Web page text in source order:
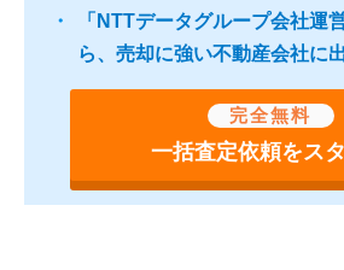
「NTTデータグループ会社運
ら、売却に強い不動産会社に
完全無料
一括査定依頼をス